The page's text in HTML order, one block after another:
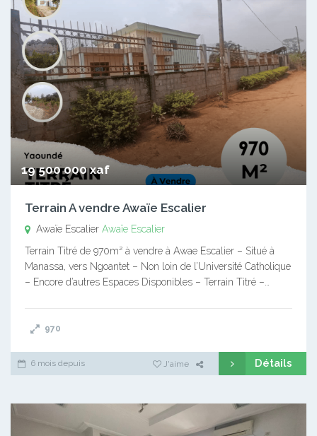
19 500 000 xaf
Terrain A vendre Awaïe Escalier
Awaïe Escalier Awaïe Escalier
Terrain Titré de 970m² à vendre à Awae Escalier – Situé à
Manassa, vers Ngoantet – Non loin de l’Université Catholique
– Encore d’autres Espaces Disponibles – Terrain Titré –…
970
6 mois depuis J'aime Détails